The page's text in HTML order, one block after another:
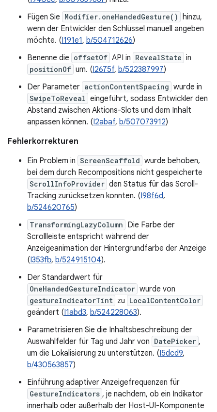
Fügen Sie Modifier.oneHandedGesture() hinzu,
wenn der Entwickler den Schlüssel manuell angeben
möchte. (I191e1, b/504712626)
Benenne die offsetOf API in RevealState in
positionOf um. (I2675f, b/522387997)
Der Parameter actionContentSpacing wurde in
SwipeToReveal eingeführt, sodass Entwickler den
Abstand zwischen Aktions-Slots und dem Inhalt
anpassen können. (I2abaf, b/507073912)
Fehlerkorrekturen
Ein Problem in ScreenScaffold wurde behoben,
bei dem durch Recompositions nicht gespeicherte
ScrollInfoProvider den Status für das Scroll-
Tracking zurücksetzen konnten. (I98f6d,
b/524620765)
TransformingLazyColumn Die Farbe der
Scrollleiste entspricht während der
Anzeigeanimation der Hintergrundfarbe der Anzeige
(I353fb, b/524915104).
Der Standardwert für
OneHandedGestureIndicator wurde von
gestureIndicatorTint zu LocalContentColor
geändert (I1abd3, b/524228063).
Parametrisieren Sie die Inhaltsbeschreibung der
Auswahlfelder für Tag und Jahr von DatePicker ,
um die Lokalisierung zu unterstützen. (I5dcd9,
b/430563857)
Einführung adaptiver Anzeigefrequenzen für
GestureIndicators , je nachdem, ob ein Indikator
innerhalb oder außerhalb der Host-UI-Komponente